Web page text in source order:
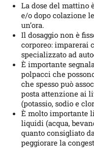
La dose del mattino
e/o dopo colazione
un’ora.
Il dosaggio non è
corporeo: imparerai
specializzato ad
È importante
polpacci che
che spesso può
posta attenzione ai
(potassio, sodio e
È molto importante
liquidi (acqua,
quanto consigliato
peggiorare la